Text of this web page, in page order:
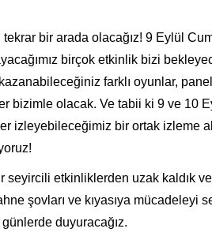
tekrar bir arada olacağız! 9 Eylül
birçok etkinlik bizi
farklı oyunlar,
bizimle olacak. Ve tabii ki 9 ve 10
izleyebileceğimiz bir ortak izleme
seyircili etkinliklerden uzak kaldık
şovları ve kıyasıya mücadeleyi
duyuracağız.